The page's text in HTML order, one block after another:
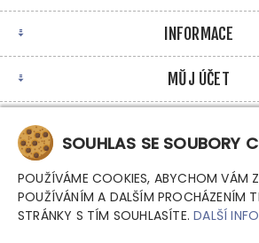
INFORMACE
MŮJ ÚČET
SOUHLAS SE SOUBORY
POUŽÍVÁME COOKIES, ABYCHOM VÁM
POUŽÍVÁNÍM A DALŠÍM PROCHÁZENÍM
STRÁNKY S TÍM SOUHLASÍTE.DALŠÍ